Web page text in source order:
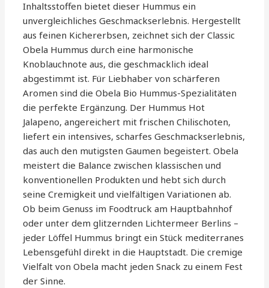
Inhaltsstoffen bietet dieser Hummus ein
unvergleichliches Geschmackserlebnis. Hergestellt
aus feinen Kichererbsen, zeichnet sich der Classic
Obela Hummus durch eine harmonische
Knoblauchnote aus, die geschmacklich ideal
abgestimmt ist. Für Liebhaber von schärferen
Aromen sind die Obela Bio Hummus-Spezialitäten
die perfekte Ergänzung. Der Hummus Hot
Jalapeno, angereichert mit frischen Chilischoten,
liefert ein intensives, scharfes Geschmackserlebnis,
das auch den mutigsten Gaumen begeistert. Obela
meistert die Balance zwischen klassischen und
konventionellen Produkten und hebt sich durch
seine Cremigkeit und vielfältigen Variationen ab.
Ob beim Genuss im Foodtruck am Hauptbahnhof
oder unter dem glitzernden Lichtermeer Berlins –
jeder Löffel Hummus bringt ein Stück mediterranes
Lebensgefühl direkt in die Hauptstadt. Die cremige
Vielfalt von Obela macht jeden Snack zu einem Fest
der Sinne.